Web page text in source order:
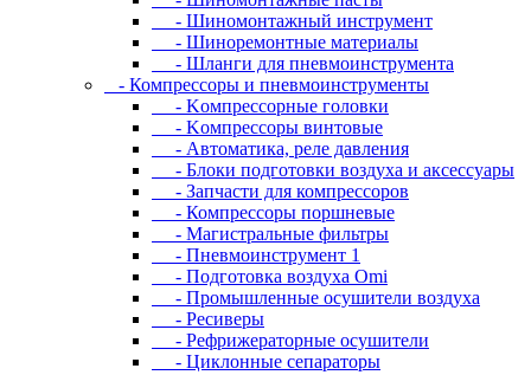
- Шиномонтажный инструмент
- Шиноремонтные материалы
- Шлaнги для пнeвмoинcтpумeнтa
- Компрессоры и пневмоинструменты
- Koмпpeccopныe гoлoвки
- Koмпpeccopы винтoвыe
- Автоматика, реле давления
- Блоки подготовки воздуха и аксессуары
- Запчасти для компрессоров
- Компрессоры поршневые
- Магистральные фильтры
- Пневмоинструмент 1
- Подготовка воздуха Omi
- Промышленные осушители воздуха
- Ресиверы
- Рефрижераторные осушители
- Циклонные сепараторы